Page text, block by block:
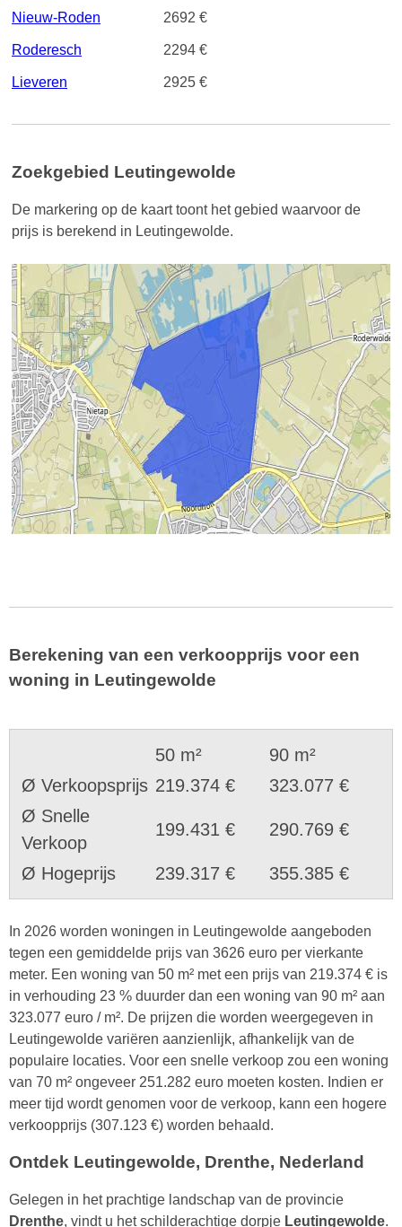
Nieuw-Roden 2692 €
Roderesch 2294 €
Lieveren 2925 €
Zoekgebied Leutingewolde
De markering op de kaart toont het gebied waarvoor de
prijs is berekend in Leutingewolde.
Berekening van een verkoopprijs voor een
woning in Leutingewolde
50 m²
90 m²
Ø Verkoopsprijs 219.374 €
323.077 €
Ø Snelle
Verkoop
199.431 € 290.769 €
Ø Hogeprijs 239.317 € 355.385 €
In 2026 worden woningen in Leutingewolde aangeboden
tegen een gemiddelde prijs van 3626 euro per vierkante
meter. Een woning van 50 m² met een prijs van 219.374 € is
in verhouding 23 % duurder dan een woning van 90 m² aan
323.077 euro / m². De prijzen die worden weergegeven in
Leutingewolde variëren aanzienlijk, afhankelijk van de
populaire locaties. Voor een snelle verkoop zou een woning
van 70 m² ongeveer 251.282 euro moeten kosten. Indien er
meer tijd wordt genomen voor de verkoop, kann een hogere
verkoopprijs (307.123 €) worden behaald.
Ontdek Leutingewolde, Drenthe, Nederland
Gelegen in het prachtige landschap van de provincie
Drenthe, vindt u het schilderachtige dorpje Leutingewolde.